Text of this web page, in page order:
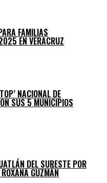
FAMILIAS
EN VERACRUZ
NACIONAL DE
SUS 5 MUNICIPIOS
DEL SURESTE POR
GUZMÁN